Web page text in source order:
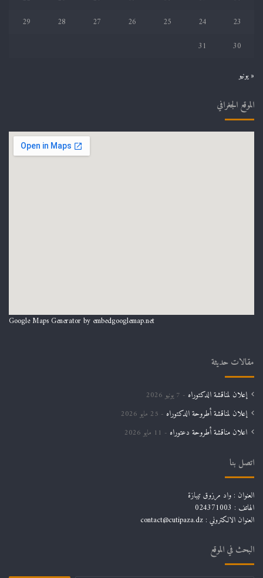
23
24
25
26
27
28
29
30
31
« يونيو
الموقع الجغرافي
Google Maps Generator by embedgooglemap.net
مقالات حديثة
إعلان لمناقشة الدكتوراه 7 يونيو 2026
إعلان لمناقشة أطروحة الدكتوراه 25 مايو 2026
اعلان مناقشة أطروحة دعتوراه 11 مايو 2026
اتصل بنا
العنوان : واد مرزوق تيبازة
الهاتف : 024371003
العنوان الالكتروني : contact@cutipaza.dz
البحث في الموقع